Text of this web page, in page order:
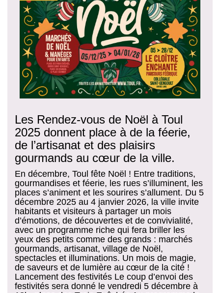
Les Rendez-vous de Noël à Toul
2025 donnent place à de la féerie,
de l’artisanat et des plaisirs
gourmands au cœur de la ville.
En décembre, Toul fête Noël ! Entre traditions,
gourmandises et féerie, les rues s’illuminent, les
places s’animent et les sourires s’allument. Du 5
décembre 2025 au 4 janvier 2026, la ville invite
habitants et visiteurs à partager un mois
d’émotions, de découvertes et de convivialité,
avec un programme riche qui fera briller les
yeux des petits comme des grands : marchés
gourmands, artisanat, village de Noël,
spectacles et illuminations. Un mois de magie,
de saveurs et de lumière au cœur de la cité !
Lancement des festivités Le coup d’envoi des
festivités sera donné le vendredi 5 décembre à